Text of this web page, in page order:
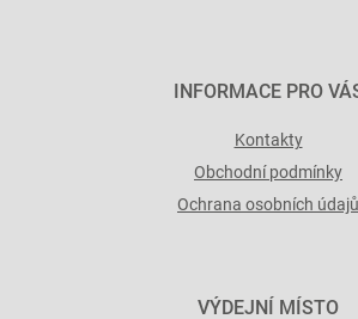
INFORMACE PRO
Kontakty
Obchodní podmínky
Ochrana osobních údajů
VÝDEJNÍ MÍSTO